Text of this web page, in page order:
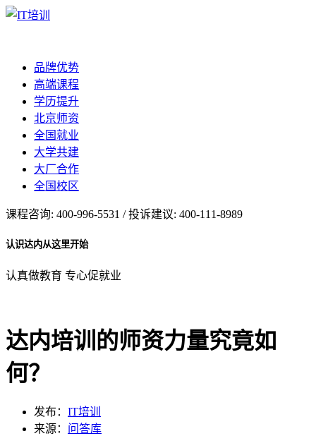
品牌优势
高端课程
学历提升
北京师资
全国就业
大学共建
大厂合作
全国校区
课程咨询: 400-996-5531 / 投诉建议: 400-111-8989
认识达内从这里开始
认真做教育 专心促就业
达内培训的师资力量究竟如
何？
发布： IT培训
来源： 问答库